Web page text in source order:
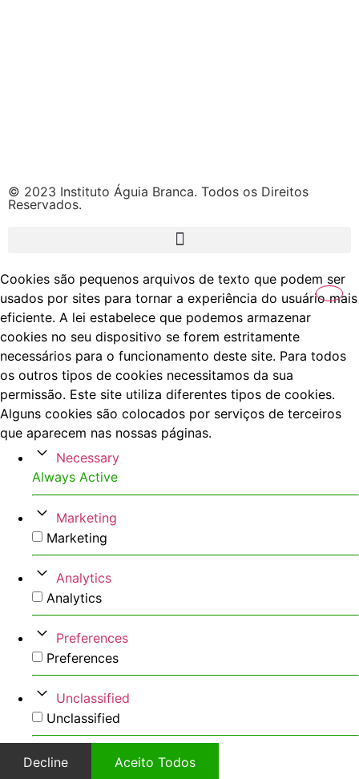
© 2023 Instituto Águia Branca. Todos os Direitos
Reservados.
Cookies são pequenos arquivos de texto que podem ser
usados por sites para tornar a experiência do usuário mais
eficiente. A lei estabelece que podemos armazenar
cookies no seu dispositivo se forem estritamente
necessários para o funcionamento deste site. Para todos
os outros tipos de cookies necessitamos da sua
permissão. Este site utiliza diferentes tipos de cookies.
Alguns cookies são colocados por serviços de terceiros
que aparecem nas nossas páginas.
Necessary
Always Active
Marketing
Marketing
Analytics
Analytics
Preferences
Preferences
Unclassified
Unclassified
Decline Aceito Todos